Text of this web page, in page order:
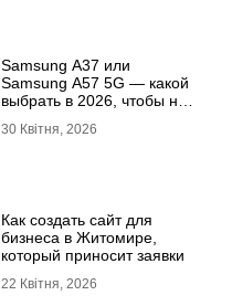
Samsung A37 или
Samsung A57 5G — какой
выбрать в 2026, чтобы не
30 Квітня, 2026
Как создать сайт для
бизнеса в Житомире,
который приносит заявки
22 Квітня, 2026